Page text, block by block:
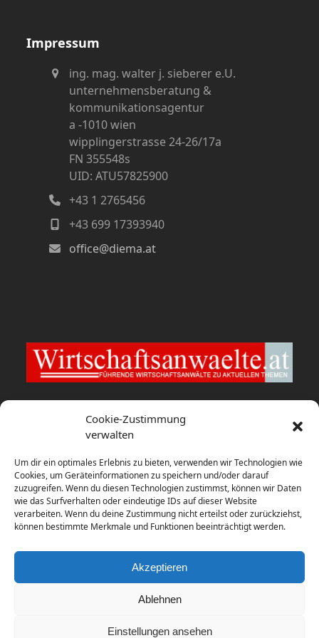
Cookie-Zustimmung
verwalten
Um dir ein optimales Erlebnis zu bieten, verwenden wir Technologien wie
Cookies, um Geräteinformationen zu speichern und/oder darauf
zuzugreifen. Wenn du diesen Technologien zustimmst, können wir Daten
wie das Surfverhalten oder eindeutige IDs auf dieser Website
verarbeiten. Wenn du deine Zustimmung nicht erteilst oder zurückziehst,
können bestimmte Merkmale und Funktionen beeinträchtigt werden.
Akzeptieren
Ablehnen
Einstellungen ansehen
Impressum
ing. mag. walter j. sieberer e.U.
unternehmensberatung &
kommunikationsagentur
a -1010 wien
wipplingerstrasse 24-26/17a
FN 355548s
UID: ATU57825900
+43 1 2765456
+43 699 17393940
office@diema.at
Wirtschaftsanwaelte.at
6. August 2026
Studie: USA und Großbritannien
dominieren globales Rennen um